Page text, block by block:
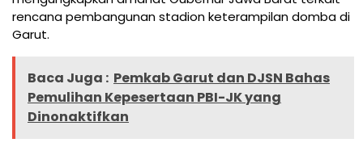
rencana pembangunan stadion keterampilan domba di
Garut.
Baca Juga : Pemkab Garut dan DJSN Bahas
Pemulihan Kepesertaan PBI-JK yang
Dinonaktifkan